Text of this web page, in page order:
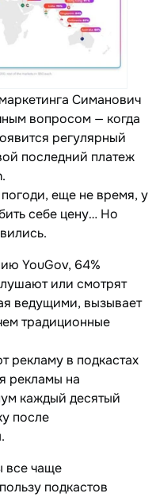
Симанович
вопросом — когда
регулярный
последний платеж
еще не время, у
себе цену… Но
YouGov, 64%
или смотрят
ведущими, вызывает
традиционные
рекламу в подкастах
рекламы на
каждый десятый
после
все чаще
подкастов